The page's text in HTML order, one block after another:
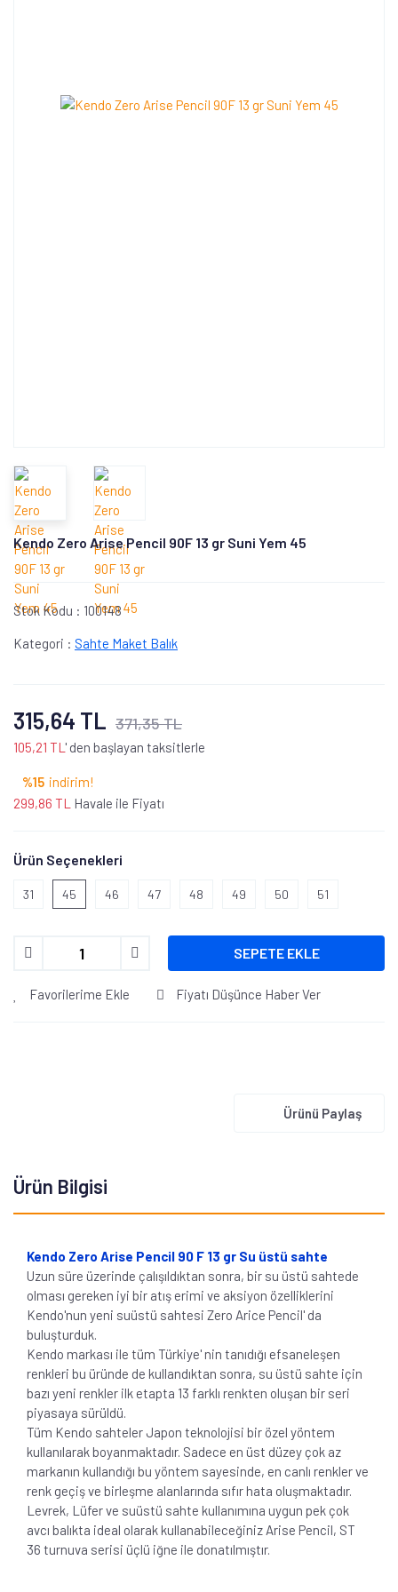
Kendo Zero Arise Pencil 90F 13 gr Suni Yem 45
Stok Kodu : 100148
Kategori : Sahte Maket Balık
315,64 TL 371,35 TL
105,21 TL ' den başlayan taksitlerle
%15 indirim!
299,86 TL
Havale ile Fiyatı
Ürün Seçenekleri
31 45 46 47 48 49 50 51
SEPETE EKLE
Favorilerime Ekle Fiyatı Düşünce Haber Ver
Ürünü Paylaş
Ürün Bilgisi
Kendo Zero Arise Pencil 90 F 13 gr Su üstü sahte
Uzun süre üzerinde çalışıldıktan sonra, bir su üstü sahtede
olması gereken iyi bir atış erimi ve aksiyon özelliklerini
Kendo'nun yeni suüstü sahtesi Zero Arice Pencil' da
buluşturduk.
Kendo markası ile tüm Türkiye' nin tanıdığı efsaneleşen
renkleri bu üründe de kullandıktan sonra, su üstü sahte için
bazı yeni renkler ilk etapta 13 farklı renkten oluşan bir seri
piyasaya sürüldü.
Tüm Kendo sahteler Japon teknolojisi bir özel yöntem
kullanılarak boyanmaktadır. Sadece en üst düzey çok az
markanın kullandığı bu yöntem sayesinde, en canlı renkler ve
renk geçiş ve birleşme alanlarında sıfır hata oluşmaktadır.
Levrek, Lüfer ve suüstü sahte kullanımına uygun pek çok
avcı balıkta ideal olarak kullanabileceğiniz Arise Pencil, ST
36 turnuva serisi üçlü iğne ile donatılmıştır.